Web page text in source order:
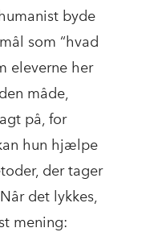
byde
som “hvad
eleverne her
måde,
på, for
hun hjælpe
der tager
det lykkes,
mening: